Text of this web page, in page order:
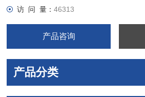
访 问 量：46313
产品咨询
产品分类